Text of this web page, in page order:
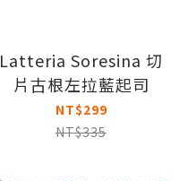
Latteria Soresina 切
片古根左拉藍起司
NT$299
NT$335